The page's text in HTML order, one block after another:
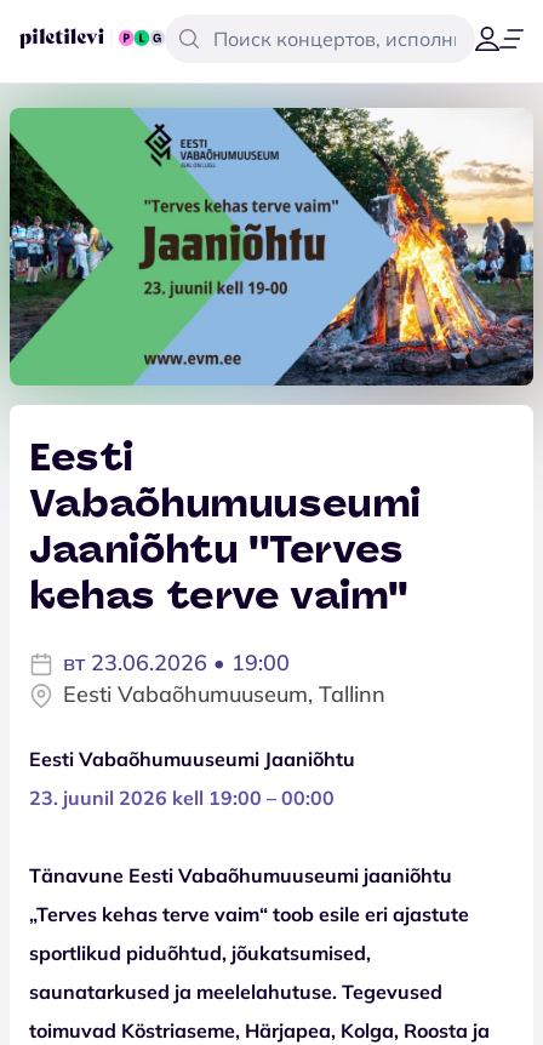
Eesti
Vabaõhumuuseumi
Jaaniõhtu ''Terves
kehas terve vaim''
вт 23.06.2026 • 19:00
Eesti Vabaõhumuuseum, Tallinn
Eesti Vabaõhumuuseumi Jaaniõhtu
23. juunil 2026 kell 19:00 – 00:00
Tänavune Eesti Vabaõhumuuseumi jaaniõhtu
„Terves kehas terve vaim“ toob esile eri ajastute
sportlikud piduõhtud, jõukatsumised,
saunatarkused ja meelelahutuse. Tegevused
toimuvad Köstriaseme, Härjapea, Kolga, Roosta ja